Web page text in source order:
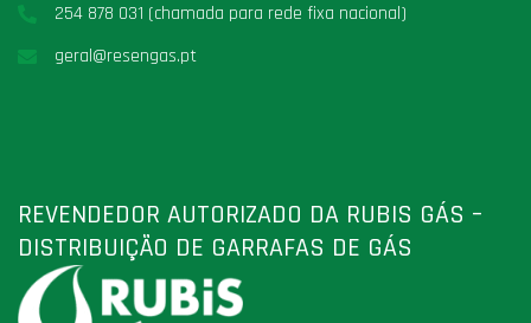
254 878 031 (chamada para rede fixa nacional)
geral@resengas.pt
REVENDEDOR AUTORIZADO DA RUBIS GÁS –
DISTRIBUIÇÃO DE GARRAFAS DE GÁS